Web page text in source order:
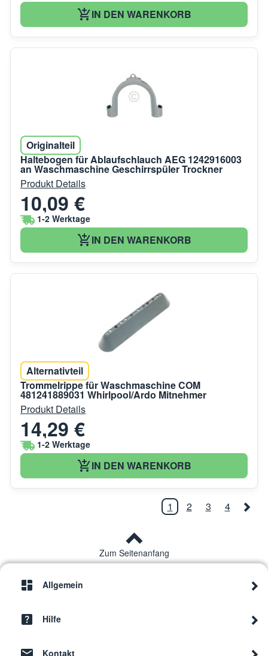
IN DEN WARENKORB
Originalteil
Haltebogen für Ablaufschlauch AEG 1242916003
an Waschmaschine Geschirrspüler Trockner
Produkt Details
10,09 €
1-2 Werktage
IN DEN WARENKORB
Alternativteil
Trommelrippe für Waschmaschine COM
481241889031 Whirlpool/Ardo Mitnehmer
Produkt Details
14,29 €
1-2 Werktage
IN DEN WARENKORB
1 2 3 4
Zum Seitenanfang
Allgemein
Hilfe
Kontakt